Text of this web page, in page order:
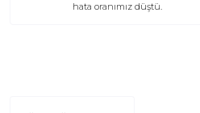
hata oranımız düştü.